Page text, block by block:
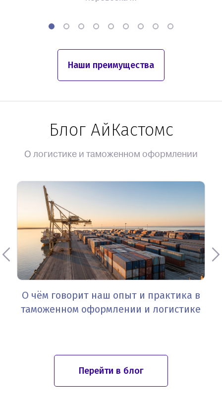
Наши преимущества
Блог АйКастомс
О логистике и таможенном оформлении
О чём говорит наш опыт и практика в
таможенном оформлении и логистике
Перейти в блог